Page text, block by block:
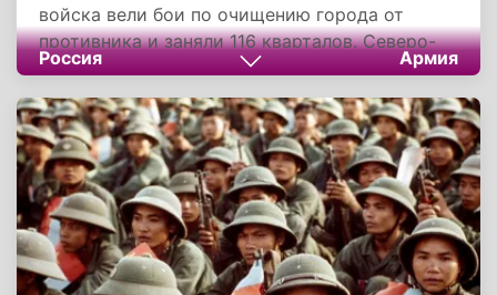
войска вели бои по очищению города от
противника и заняли 116 кварталов. Северо-
западнее и западнее Будапешта наши войска
отбивали атаки крупных сил пехоты и танков
противника, стремящегося, несмотря на
большие потери, прорваться к Будапешту.
После упорных боёв наши войска оставили
город Естергом.
Россия Армия